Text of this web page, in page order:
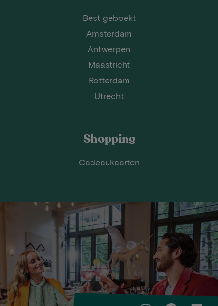
Best geboekt
Amsterdam
Antwerpen
Maastricht
Rotterdam
Utrecht
Shopping
Cadeaukaarten